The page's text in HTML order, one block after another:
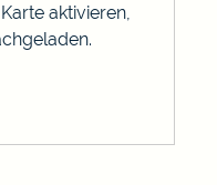
aktivieren,